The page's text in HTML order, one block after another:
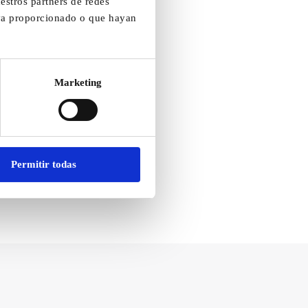
proporcionado o que hayan
Marketing
Permitir todas